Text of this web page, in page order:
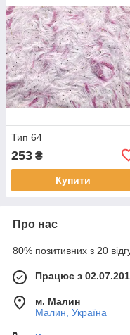
Тип 64
253 ₴
Купити
Про нас
80% позитивних з 20
Працює з
м. Малин
Малин, Україна